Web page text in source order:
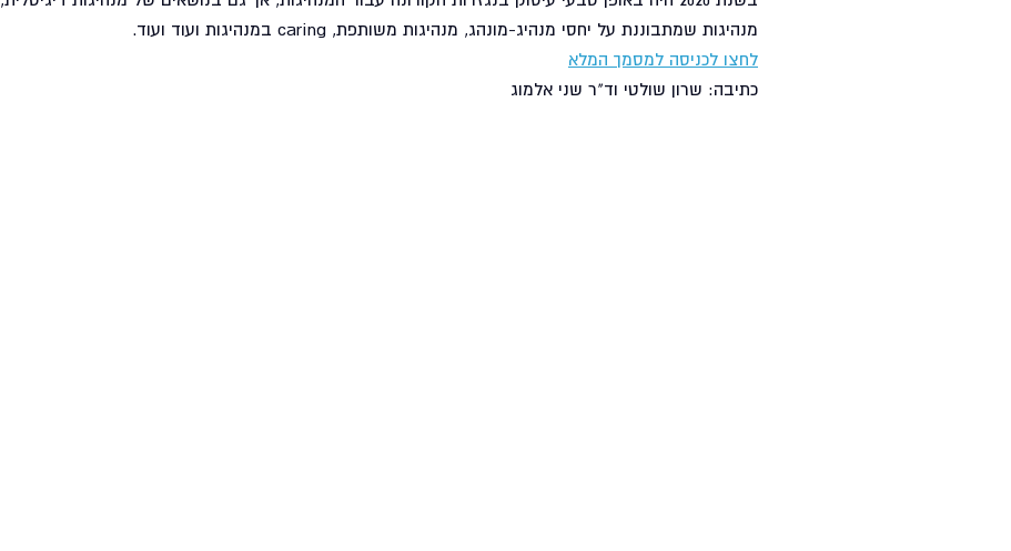
מנהיגות שמתבוננת על יחסי מנהיג-מונהג, מנהיגות משותפת, caring במנהיגות ועוד ועוד.
לחצו לכניסה למסמך המלא
כתיבה: שרון שולטי וד"ר שני אלמוג